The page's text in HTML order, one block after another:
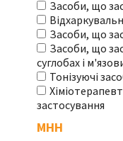
Засоби, що
Засоби, що
Засоби, що
суглобах і
Тонізуючі
застосування
МНН